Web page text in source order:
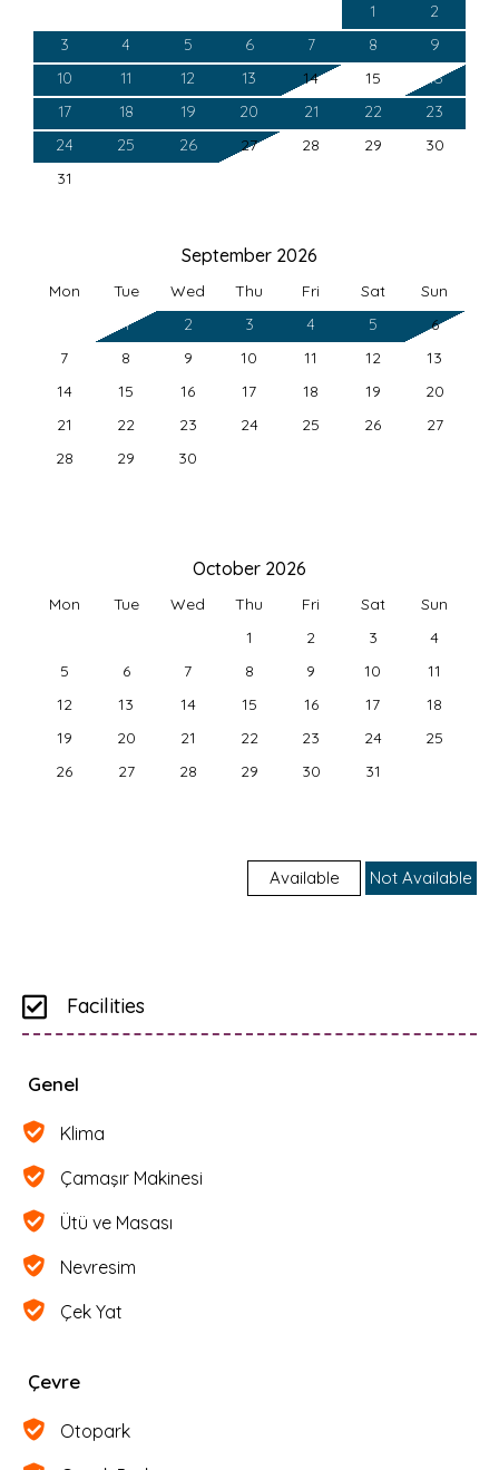
1
2
3
4 5 6 7 8
9
10
11 12 13 14 15
16
17
18 19 20 21 22
23
24
25 26 27 28 29
30
31
September 2026
Mon Tue Wed Thu Fri Sat
Sun
1
2 3 4 5
6
7
8 9 10 11 12
13
14
15 16 17 18 19
20
21
22 23 24 25 26
27
28
29 30
October 2026
Mon Tue Wed Thu Fri Sat
Sun
1
2 3
4
5
6 7 8 9 10
11
12
13 14 15 16 17
18
19
20 21 22 23 24
25
26
27 28 29 30 31
Available Not Available
Facilities
Genel
Klima
Çamaşır Makinesi
Ütü ve Masası
Nevresim
Çek Yat
Çevre
Otopark